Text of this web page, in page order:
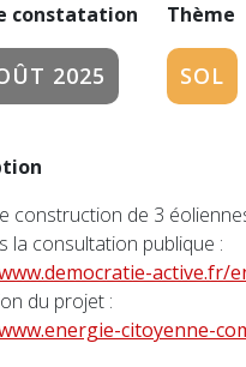
constatation
2025
Thème
SOL
construction de 3
la consultation publique :
active.fr/
du projet :
citoyenne-